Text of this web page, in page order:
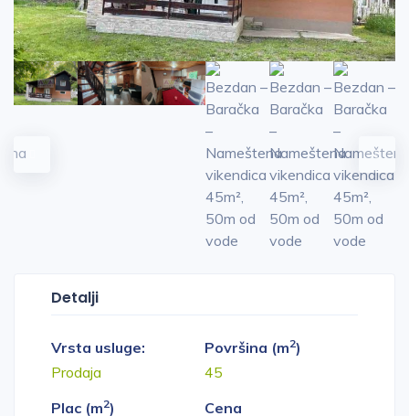
Detalji
Vrsta usluge:
Prodaja
Površina (m2)
45
Plac (m2)
Cena